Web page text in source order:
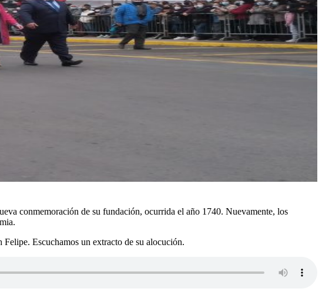
conmemoración de su fundación, ocurrida el año 1740. Nuevamente, los
Escuchamos un extracto de su alocución.